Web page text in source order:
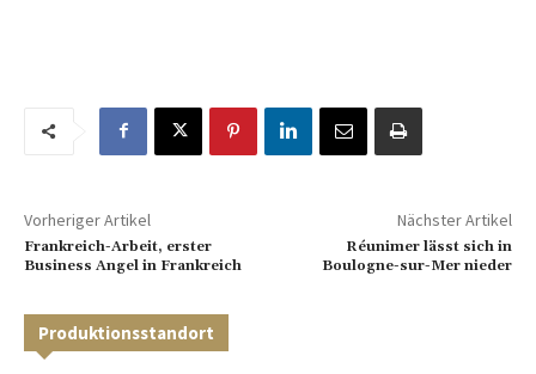
Vorheriger Artikel
Frankreich-Arbeit, erster
Business Angel in Frankreich
Nächster Artikel
Réunimer lässt sich in
Boulogne-sur-Mer nieder
Produktionsstandort